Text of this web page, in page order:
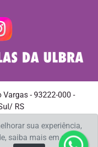
Vargas - 93222-000 -
RS
sua experiência,
saiba mais em nossa